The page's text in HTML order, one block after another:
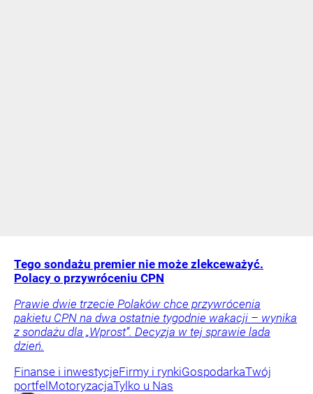
Tego sondażu premier nie może zlekceważyć.
Polacy o przywróceniu CPN
Prawie dwie trzecie Polaków chce przywrócenia
pakietu CPN na dwa ostatnie tygodnie wakacji – wynika
z sondażu dla „Wprost”. Decyzja w tej sprawie lada
dzień.
Finanse i inwestycjeFirmy i rynkiGospodarkaTwój
portfel MotoryzacjaTylko u Nas